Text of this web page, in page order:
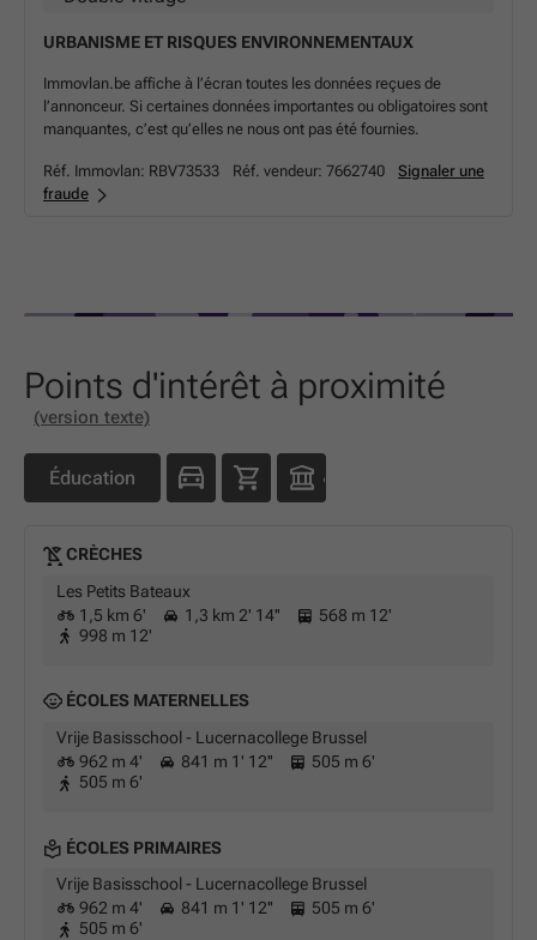
URBANISME ET RISQUES ENVIRONNEMENTAUX
Immovlan.be affiche à l’écran toutes les données reçues de
l’annonceur. Si certaines données importantes ou obligatoires sont
manquantes, c’est qu’elles ne nous ont pas été fournies.
Réf. Immovlan: RBV73533 Réf. vendeur: 7662740
Signaler une
fraude
Points d'intérêt à proximité
(version texte)
Éducation
CRÈCHES
Les Petits Bateaux
1,5 km 6'
1,3 km 2' 14''
568 m 12'
998 m 12'
ÉCOLES MATERNELLES
Vrije Basisschool - Lucernacollege Brussel
962 m 4'
841 m 1' 12''
505 m 6'
505 m 6'
ÉCOLES PRIMAIRES
Vrije Basisschool - Lucernacollege Brussel
962 m 4'
841 m 1' 12''
505 m 6'
505 m 6'